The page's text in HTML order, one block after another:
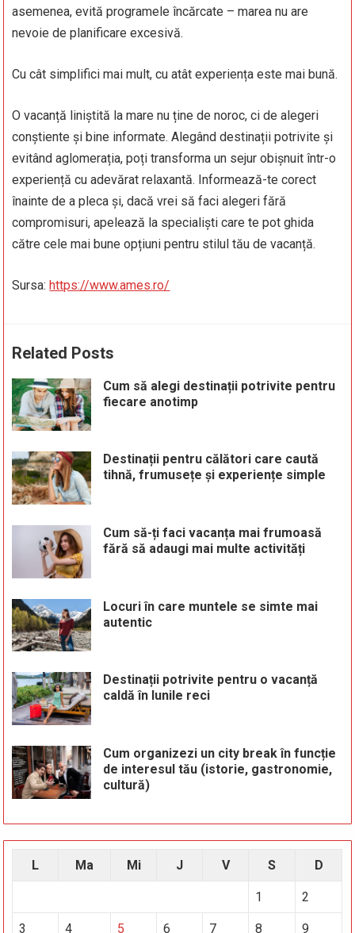
asemenea, evită programele încărcate – marea nu are
nevoie de planificare excesivă.
Cu cât simplifici mai mult, cu atât experiența este mai bună.
O vacanță liniștită la mare nu ține de noroc, ci de alegeri
conștiente și bine informate. Alegând destinații potrivite și
evitând aglomerația, poți transforma un sejur obișnuit într-o
experiență cu adevărat relaxantă. Informează-te corect
înainte de a pleca și, dacă vrei să faci alegeri fără
compromisuri, apelează la specialiști care te pot ghida
către cele mai bune opțiuni pentru stilul tău de vacanță.
Sursa:https://www.ames.ro/
Related Posts
Cum să alegi destinații potrivite pentru
fiecare anotimp
Destinații pentru călători care caută
tihnă, frumusețe și experiențe simple
Cum să-ți faci vacanța mai frumoasă
fără să adaugi mai multe activități
Locuri în care muntele se simte mai
autentic
Destinații potrivite pentru o vacanță
caldă în lunile reci
Cum organizezi un city break în funcție
de interesul tău (istorie, gastronomie,
cultură)
L Ma Mi J V S D
1 2
3 4 5 6 7 8 9